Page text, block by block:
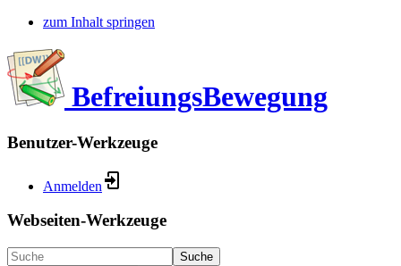
zum Inhalt springen
BefreiungsBewegung
Benutzer-Werkzeuge
Anmelden
Webseiten-Werkzeuge
Suche